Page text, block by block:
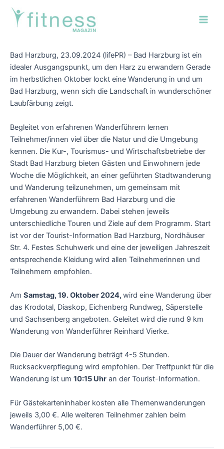
Zum
Inhalt
springen
Bad Harzburg, 23.09.2024 (lifePR) – Bad Harzburg ist ein
idealer Ausgangspunkt, um den Harz zu erwandern Gerade
im herbstlichen Oktober lockt eine Wanderung in und um
Bad Harzburg, wenn sich die Landschaft in wunderschöner
Laubfärbung zeigt.
Begleitet von erfahrenen Wanderführern lernen
Teilnehmer/innen viel über die Natur und die Umgebung
kennen. Die Kur-, Tourismus- und Wirtschaftsbetriebe der
Stadt Bad Harzburg bieten Gästen und Einwohnern jede
Woche die Möglichkeit, an einer geführten Stadtwanderung
und Wanderung teilzunehmen, um gemeinsam mit
erfahrenen Wanderführern Bad Harzburg und die
Umgebung zu erwandern. Dabei stehen jeweils
unterschiedliche Touren und Ziele auf dem Programm. Start
ist vor der Tourist-Information Bad Harzburg, Nordhäuser
Str. 4. Festes Schuhwerk und eine der jeweiligen Jahreszeit
entsprechende Kleidung wird allen Teilnehmerinnen und
Teilnehmern empfohlen.
Am Samstag, 19. Oktober 2024,wird eine Wanderung über
das Krodotal, Diaskop, Eichenberg Rundweg, Säperstelle
und Sachsenberg angeboten. Geleitet wird die rund 9 km
Wanderung von Wanderführer Reinhard Vierke.
Die Dauer der Wanderung beträgt 4-5 Stunden.
Rucksackverpflegung wird empfohlen. Der Treffpunkt für die
Wanderung ist um 10:15 Uhr an der Tourist-Information.
Für Gästekarteninhaber kosten alle Themenwanderungen
jeweils 3,00 €. Alle weiteren Teilnehmer zahlen beim
Wanderführer 5,00 €.
Post
navigation